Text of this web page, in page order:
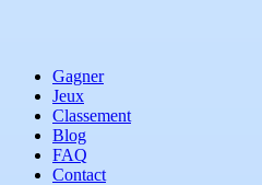
Gagner
Jeux
Classement
Blog
FAQ
Contact